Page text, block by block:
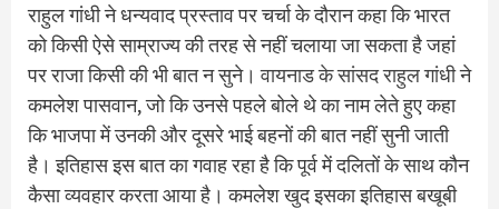
राहुल गांधी ने धन्‍यवाद प्रस्‍ताव पर चर्चा के दौरान कहा कि भारत
को किसी ऐसे साम्राज्‍य की तरह से नहीं चलाया जा सकता है जहां
पर राजा किसी की भी बात न सुने।वायनाड के सांसद राहुल गांधीने
कमलेश पासवान, जो कि उनसे पहले बोले थे का नाम लेते हुए कहा
कि भाजपा में उनकी और दूसरे भाई बहनों की बात नहीं सुनी जाती
है। इतिहास इस बात का गवाह रहा है कि पूर्व में दलितों के साथ कौन
कैसा व्‍यवहार करता आया है। कमलेश खुद इसका इतिहास बखूबी